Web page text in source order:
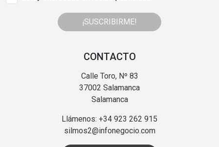
¡SUSCRIBIRME!
CONTACTO
Calle Toro, Nº 83
37002 Salamanca
Salamanca
Llámenos: +34 923 262 915
silmos2@infonegocio.com